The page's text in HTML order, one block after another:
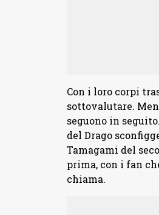
Con i loro corpi
sottovalutare.
seguono in
del Drago
Tamagami del
prima, con i fan
chiama.